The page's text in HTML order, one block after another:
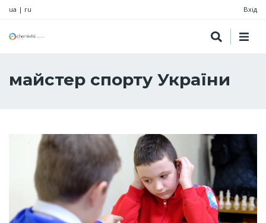
ua | ru Вхід
майстер спорту України